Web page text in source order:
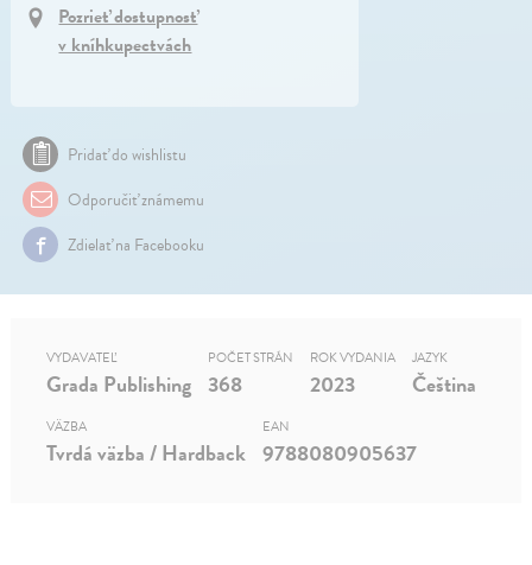
Pozrieť dostupnosť
v kníhkupectvách
Pridať do wishlistu
Odporučiť známemu
Zdielať na Facebooku
VYDAVATEĽ
Grada Publishing
POČET STRÁN
368
ROK VYDANIA
2023
JAZYK
Čeština
VÄZBA
Tvrdá väzba / Hardback
EAN
9788080905637